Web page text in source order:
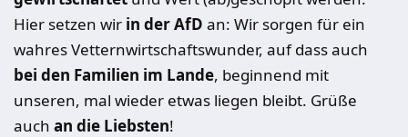
Hier setzen wir in der AfD an: Wir sorgen für ein
wahres Vetternwirtschaftswunder, auf dass auch
bei den Familien im Lande, beginnend mit
unseren, mal wieder etwas liegen bleibt. Grüße
auch an die Liebsten!